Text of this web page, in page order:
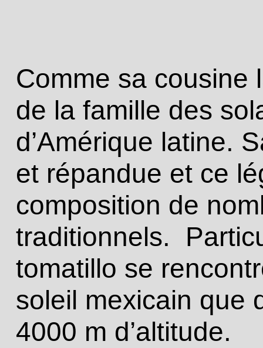
Comme sa cousine
de la famille des
d’Amérique latine.
et répandue et ce
composition de
traditionnels.
tomatillo se
soleil mexicain que
4000 m d’altitude.